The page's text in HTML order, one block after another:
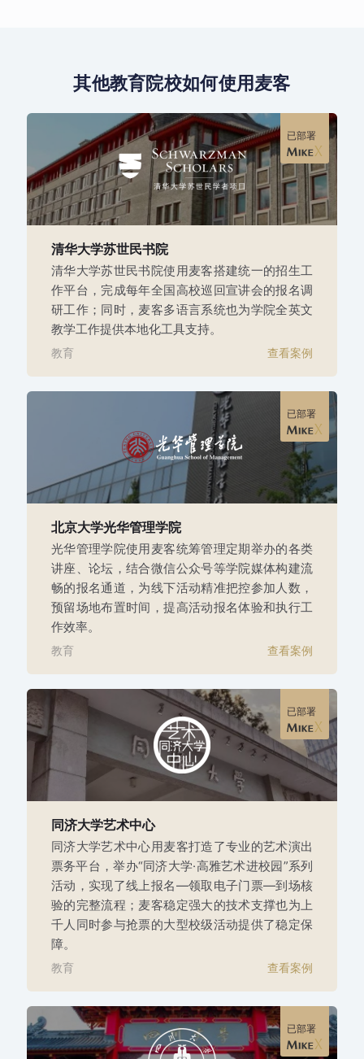
其他教育院校如何使用麦客
已部署
清华大学苏世民书院
清华大学苏世民书院使用麦客搭建统一的招生工
作平台，完成每年全国高校巡回宣讲会的报名调
研工作；同时，麦客多语言系统也为学院全英文
教学工作提供本地化工具支持。
教育 查看案例
已部署
北京大学光华管理学院
光华管理学院使用麦客统筹管理定期举办的各类
讲座、论坛，结合微信公众号等学院媒体构建流
畅的报名通道，为线下活动精准把控参加人数，
预留场地布置时间，提高活动报名体验和执行工
作效率。
教育 查看案例
已部署
同济大学艺术中心
同济大学艺术中心用麦客打造了专业的艺术演出
票务平台，举办“同济大学·高雅艺术进校园”系列
活动，实现了线上报名—领取电子门票—到场核
验的完整流程；麦客稳定强大的技术支撑也为上
千人同时参与抢票的大型校级活动提供了稳定保
障。
教育 查看案例
已部署